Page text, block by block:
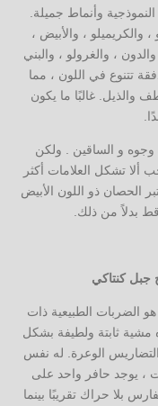
وأنماط جميلة.
والكريميلو ، والأبيض ،
، والغرولو ، والبني
تتنوع في اللون ، مما
والذيل. غالبًا ما يكون
وجوه و الساقين . ولكن
تشكل العلامات أكثر
الحصان ذو اللون الأبيض
بدلاً من ذلك.
جبل كنتاكي
الضربات الطبيعية ذات
مشية ثابتة ولطيفة بشكل
الوعرة. له نفس
، يوجد حافر واحد على
بلا حراك تقريبًا بينما